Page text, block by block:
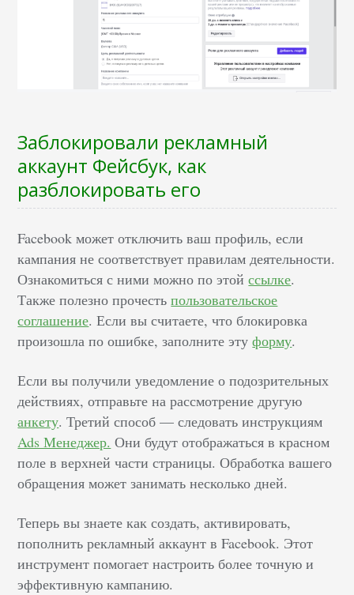
Заблокировали рекламный
аккаунт Фейсбук, как
разблокировать его
Facebook может отключить ваш профиль, если
кампания не соответствует правилам деятельности.
Ознакомиться с ними можно по этойссылке.
Также полезно прочестьпользовательское
соглашение. Если вы считаете, что блокировка
произошла по ошибке, заполните этуформу.
Если вы получили уведомление о подозрительных
действиях, отправьте на рассмотрение другую
анкету. Третий способ –– следовать инструкциям
Ads Менеджер. Они будут отображаться в красном
поле в верхней части страницы. Обработка вашего
обращения может занимать несколько дней.
Теперь вы знаете как создать, активировать,
пополнить рекламный аккаунт в Facebook. Этот
инструмент помогает настроить более точную и
эффективную кампанию.